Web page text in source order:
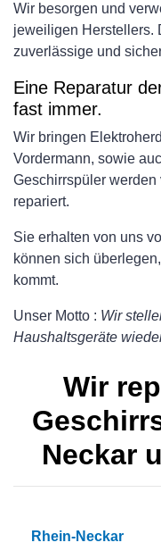
Wir besorgen und
jeweiligen Herstellers.
zuverlässige und
Eine Reparatur
fast immer.
Wir bringen
Vordermann, sowie
Geschirrspüler
repariert.
Sie erhalten von uns
können sich
kommt.
Unser Motto : Wir
Haushaltsgeräte
Wir
Neckar
Rhein-Neckar